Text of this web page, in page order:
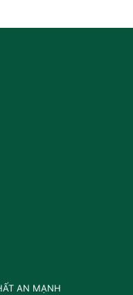
AN MẠNH